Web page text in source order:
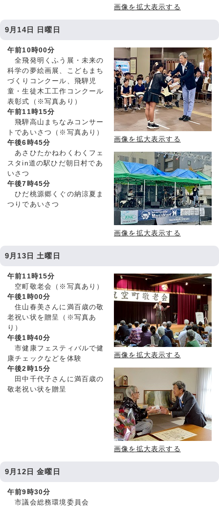
画像を拡大表示する
9月14日 日曜日
画像を拡大表示する
画像を拡大表示する
午前10時00分
全飛発明くふう展・未来の
科学の夢絵画展、こどもまち
づくりコンクール、飛騨児
童・生徒木工工作コンクール
表彰式（※写真あり）
午前11時15分
飛騨高山まちなみコンサー
トであいさつ（※写真あり）
午後6時45分
あさひたかねわくわくフェ
スタin道の駅ひだ朝日村であ
いさつ
午後7時45分
ひだ桃源郷くぐの納涼夏ま
つりであいさつ
9月13日 土曜日
画像を拡大表示する
画像を拡大表示する
午前11時15分
空町敬老会（※写真あり）
午後1時00分
住山春美さんに満百歳の敬
老祝い状を贈呈（※写真あ
り）
午後1時40分
市健康フェスティバルで健
康チェックなどを体験
午後2時15分
田中千代子さんに満百歳の
敬老祝い状を贈呈
9月12日 金曜日
午前9時30分
市議会総務環境委員会